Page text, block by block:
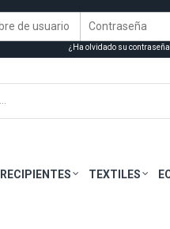
¿Ha olvidado su
RECIPIENTES TEXTILES